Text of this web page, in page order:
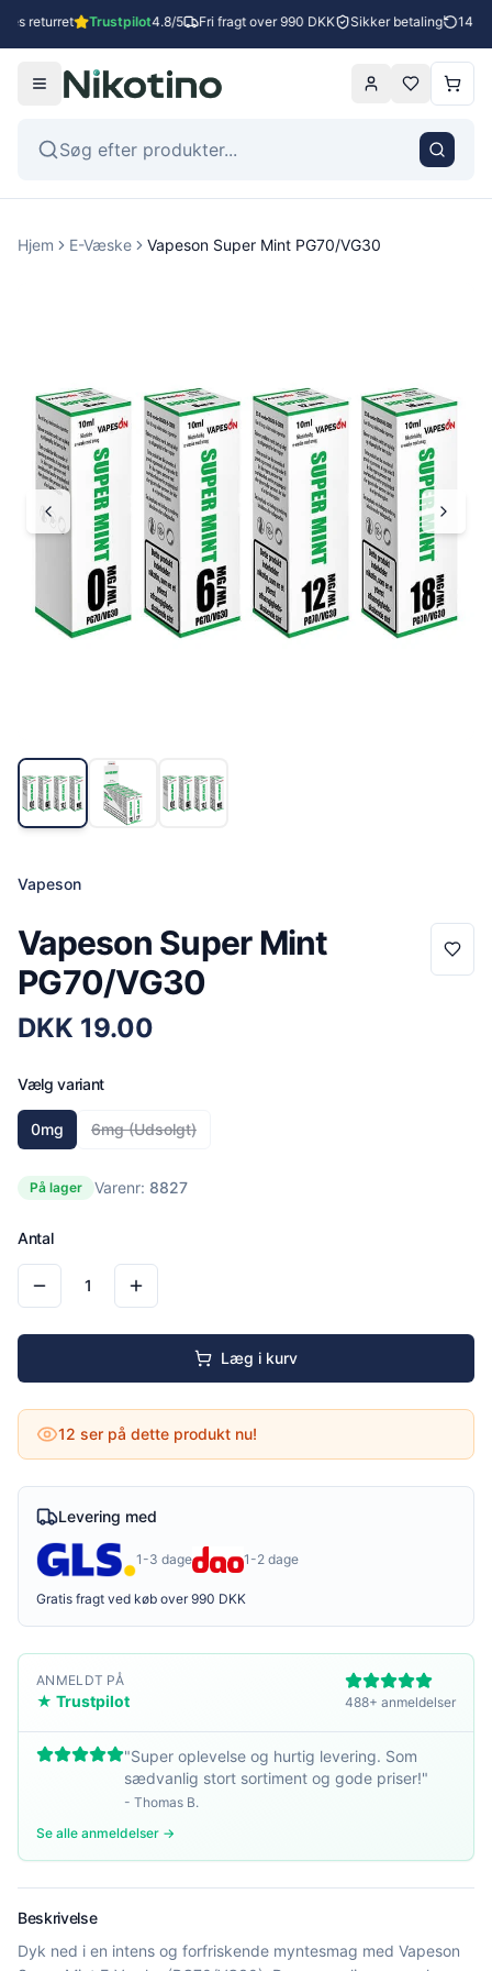
returret Trustpilot4.8/5 Fri fragt over 990 DKK Sikker betaling 14
Hjem E-Væske Vapeson Super Mint PG70/VG30
Vapeson
Vapeson Super Mint
PG70/VG30
DKK 19.00
Vælg variant
0mg 6mg(Udsolgt)
På lager Varenr: 8827
Antal
1
Læg i kurv
12 ser på dette produkt nu!
Levering med
1-3 dage 1-2 dage
Gratis fragt ved køb over 990 DKK
ANMELDT PÅ
★ Trustpilot 488+ anmeldelser
"Super oplevelse og hurtig levering. Som
sædvanlig stort sortiment og gode priser!"
- Thomas B.
Se alle anmeldelser →
Beskrivelse
Dyk ned i en intens og forfriskende myntesmag med Vapeson